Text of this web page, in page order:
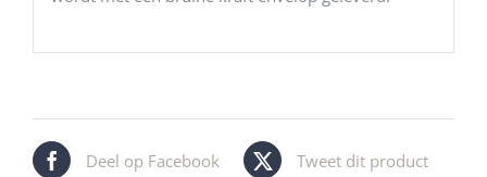
Deel op Facebook Tweet dit product